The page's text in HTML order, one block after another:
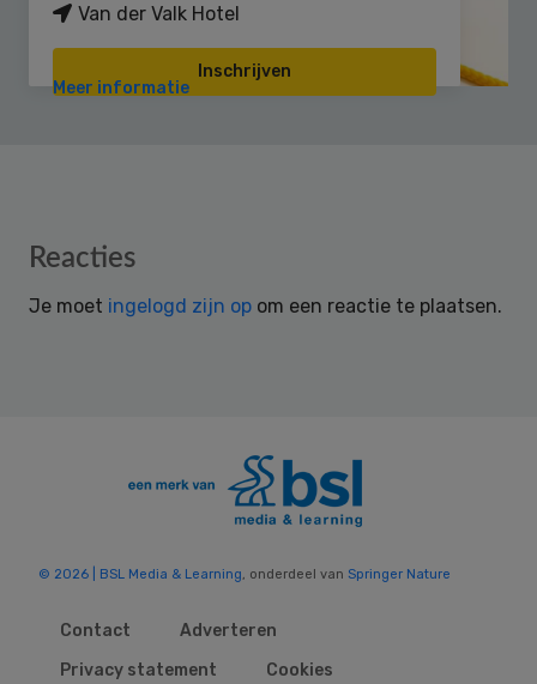
Van der Valk Hotel
Inschrijven
Meer informatie
Reader
Reacties
Je moet ingelogd zijn op om een reactie te plaatsen.
© 2026 | BSL Media & Learning, onderdeel van Springer Nature
Contact
Adverteren
Privacy statement
Cookies